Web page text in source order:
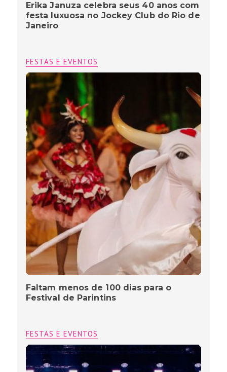
Erika Januza celebra seus 40 anos com
festa luxuosa no Jockey Club do Rio de
Janeiro
FESTAS E EVENTOS
Faltam menos de 100 dias para o
Festival de Parintins
FESTAS E EVENTOS